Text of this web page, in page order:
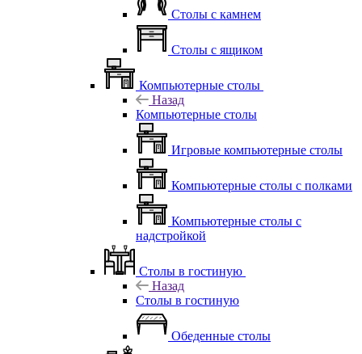
Столы с камнем
Столы с ящиком
Компьютерные столы
Назад
Компьютерные столы
Игровые компьютерные столы
Компьютерные столы с полками
Компьютерные столы с
надстройкой
Столы в гостиную
Назад
Столы в гостиную
Обеденные столы